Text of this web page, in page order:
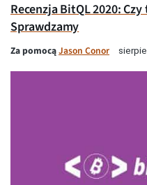
Recenzja BitQL 2020:
Sprawdzamy
Za pomocąJason Conor